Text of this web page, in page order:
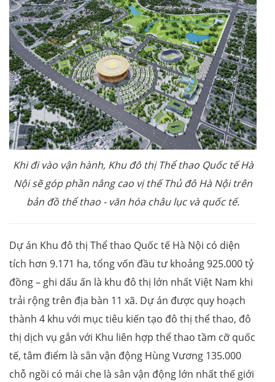
Khi đi vào vận hành, Khu đô thị Thể thao Quốc tế Hà
Nội sẽ góp phần nâng cao vị thế Thủ đô Hà Nội trên
bản đồ thể thao - văn hóa châu lục và quốc tế.
Dự án Khu đô thị Thể thao Quốc tế Hà Nội có diện
tích hơn 9.171 ha, tổng vốn đầu tư khoảng 925.000 tỷ
đồng – ghi dấu ấn là khu đô thị lớn nhất Việt Nam khi
trải rộng trên địa bàn 11 xã. Dự án được quy hoạch
thành 4 khu với mục tiêu kiến tạo đô thị thể thao, đô
thị dịch vụ gắn với Khu liên hợp thể thao tầm cỡ quốc
tế, tâm điểm là sân vận động Hùng Vương 135.000
chỗ ngồi có mái che là sân vận động lớn nhất thế giới